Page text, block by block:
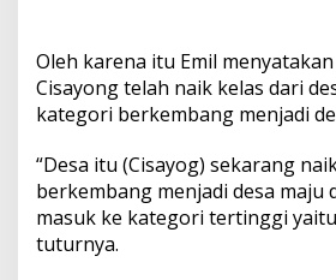
Oleh karena itu Emil
Cisayong telah naik kelas dari
kategori berkembang menjadi
“Desa itu (Cisayog) sekarang
berkembang menjadi desa maju
masuk ke kategori tertinggi
tuturnya.